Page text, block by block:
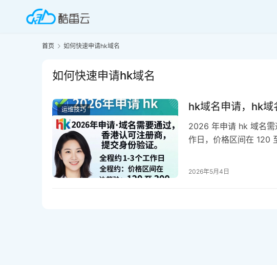
首页 如何快速申请hk域名
如何快速申请hk域名
运维技巧 hk域名申请，hk域
2026 年申请 hk 域名需
作日，价格区间在 120
然稳固，对于寻求建立
2026年5月4日